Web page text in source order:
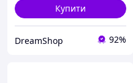
Купити
DreamShop 92%